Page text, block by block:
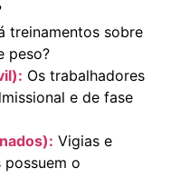
treinamentos sobre
peso?
Os trabalhadores
e de fase
Vigias e
o